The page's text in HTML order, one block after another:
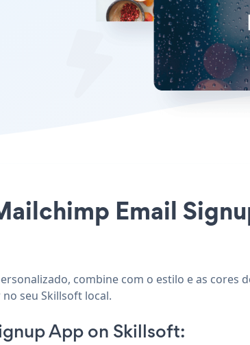
Email
combine com o estilo e as cores
seu Skillsoft local.
App on Skillsoft: